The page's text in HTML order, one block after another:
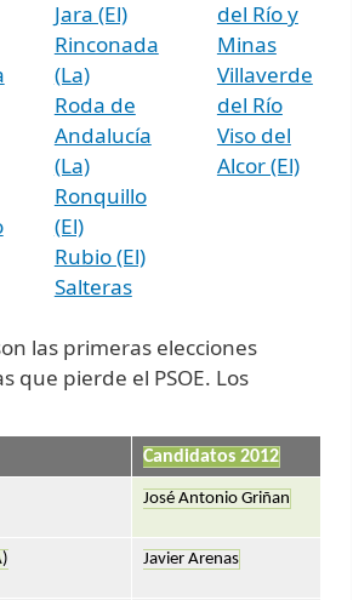
Jara (El)
Rinconada
(La)
Roda de
Andalucía
(La)
Ronquillo
(El)
Rubio (El)
Salteras
del Río y
Minas
Villaverde
del Río
Viso del
Alcor (El)
las primeras elecciones
que pierde el PSOE. Los
Candidatos 2012
José Antonio Griñan
) Javier Arenas